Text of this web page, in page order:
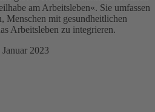
am Arbeitsleben«. Sie umfassen
Menschen mit gesundheitlichen
Arbeitsleben zu integrieren.
2023